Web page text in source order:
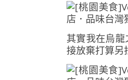
其實我在烏
接放棄打算